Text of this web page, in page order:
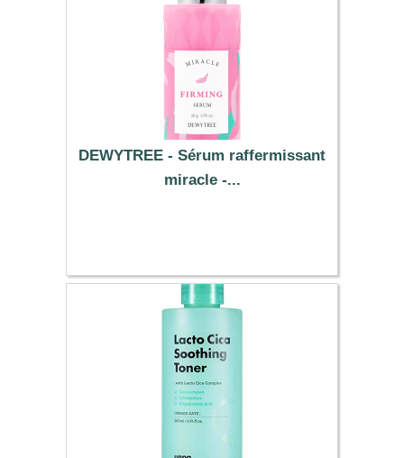
DEWYTREE - Sérum raffermissant
miracle -...